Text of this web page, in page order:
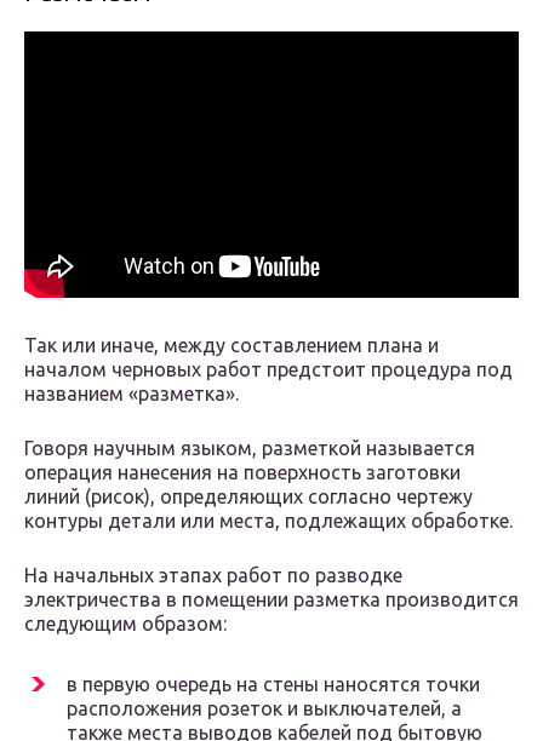
Так или иначе, между составлением плана и
началом черновых работ предстоит процедура под
названием «разметка».
Говоря научным языком, разметкой называется
операция нанесения на поверхность заготовки
линий (рисок), определяющих согласно чертежу
контуры детали или места, подлежащих обработке.
На начальных этапах работ по разводке
электричества в помещении разметка производится
следующим образом:
в первую очередь на стены наносятся точки
расположения розеток и выключателей, а
также места выводов кабелей под бытовую